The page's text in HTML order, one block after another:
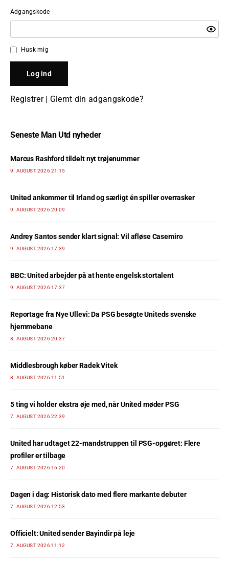
Adgangskode
Husk mig
Registrer| Glemt din adgangskode?
Seneste Man Utd nyheder
Marcus Rashford tildelt nyt trøjenummer
9. AUGUST 2026 21:15
United ankommer til Irland og særligt én spiller overrasker
9. AUGUST 2026 20:09
Andrey Santos sender klart signal: Vil afløse Casemiro
9. AUGUST 2026 17:39
BBC: United arbejder på at hente engelsk stortalent
9. AUGUST 2026 17:37
Reportage fra Nye Ullevi: Da PSG besøgte Uniteds svenske
hjemmebane
8. AUGUST 2026 20:37
Middlesbrough køber Radek Vitek
8. AUGUST 2026 11:51
5 ting vi holder ekstra øje med, når United møder PSG
7. AUGUST 2026 22:39
United har udtaget 22-mandstruppen til PSG-opgøret: Flere
profiler er tilbage
7. AUGUST 2026 16:20
Dagen i dag: Historisk dato med flere markante debuter
7. AUGUST 2026 12:53
Officielt: United sender Bayindir på leje
7. AUGUST 2026 11:12